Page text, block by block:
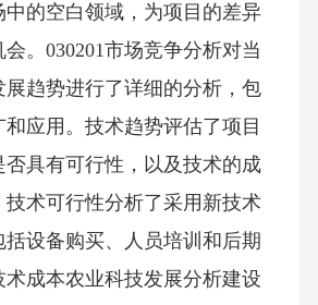
中的空白领域，为项目的差异
。030201市场竞争分析对当
趋势进行了详细的分析，包
应用。技术趋势评估了项目
否具有可行性，以及技术的成
术可行性分析了采用新技术
设备购买、人员培训和后期
成本农业科技发展分析建设